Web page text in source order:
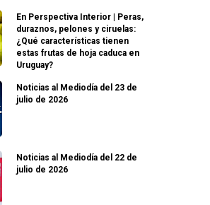
En Perspectiva Interior | Peras,
duraznos, pelones y ciruelas:
¿Qué características tienen
estas frutas de hoja caduca en
Uruguay?
Noticias al Mediodía del 23 de
julio de 2026
Noticias al Mediodía del 22 de
julio de 2026